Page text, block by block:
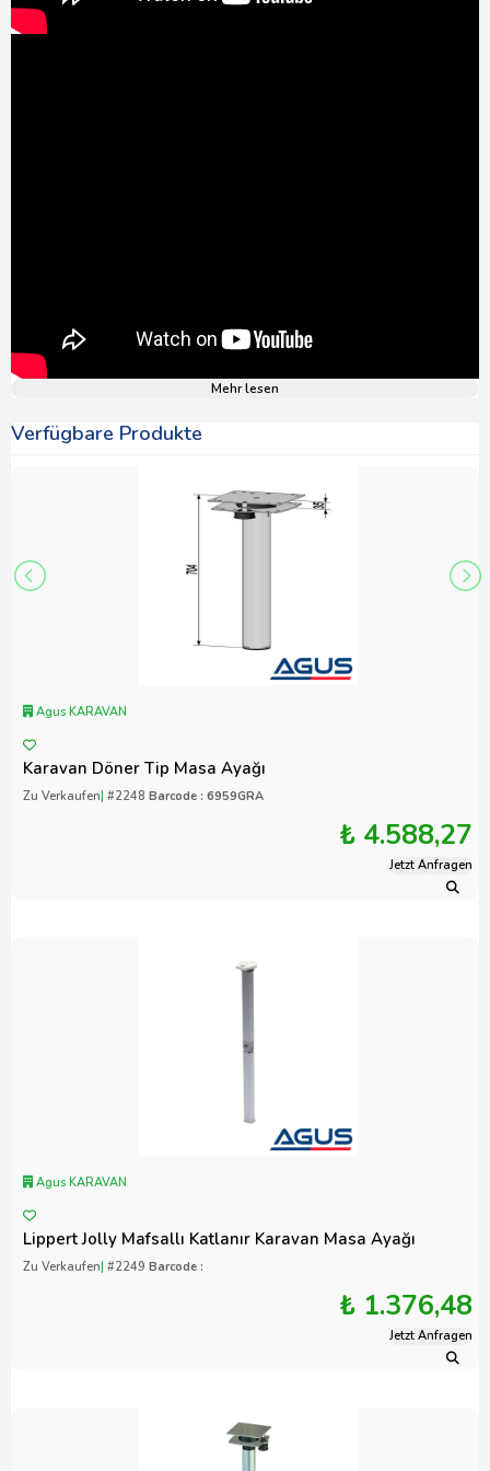
Mehr lesen
Verfügbare Produkte
Agus KARAVAN
Karavan Döner Tip Masa Ayağı
Zu Verkaufen| #2248 Barcode : 6959GRA
₺ 4.588,27
Jetzt Anfragen
Agus KARAVAN
Lippert Jolly Mafsallı Katlanır Karavan Masa Ayağı
Zu Verkaufen| #2249 Barcode :
₺ 1.376,48
Jetzt Anfragen